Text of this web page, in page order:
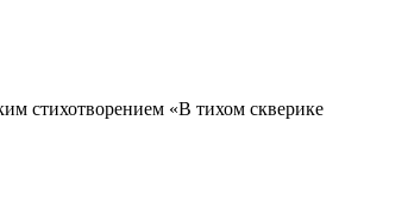
стихотворением «В тихом скверике